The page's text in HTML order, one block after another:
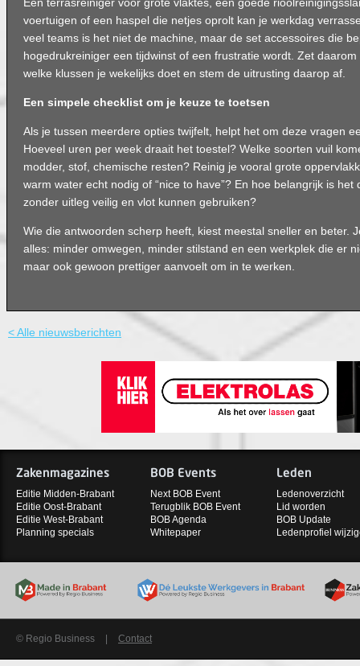
Een terrasreiniger voor grote vlaktes, een goede
voertuigen of een haspel die netjes oprolt kan je werkdag
veel teams is het niet de machine, maar de set accessoires die
hogedrukreiniger een tijdwinst of een frustratie wordt. Zet
welke klussen je wekelijks doet en stem de uitrusting daarop af.
Een simpele checklist om je keuze te toetsen
Als je tussen meerdere opties twijfelt, helpt het om deze vragen
Hoeveel uren per week draait het toestel? Welke soorten vuil
modder, stof, chemische resten? Reinig je vooral grote
warm water echt nodig of “nice to have”? En hoe belangrijk is het
zonder uitleg veilig en vlot kunnen gebruiken?
Wie die antwoorden scherp heeft, kiest meestal sneller en beter.
alles: minder omwegen, minder stilstand en een werkplek die er
maar ook gewoon prettiger aanvoelt om in te werken.
< Alle nieuwsberichten
Zakenmagazines
Editie Midden-Brabant
Editie Oost-Brabant
Editie West-Brabant
Planning specials
BOB Events
Next BOB Event
Terugblik BOB Event
BOB Agenda
Whitepaper
Leden
Ledenoverzicht
Lid worden
BOB Update
Ledenprofiel
© Regio Business Contact